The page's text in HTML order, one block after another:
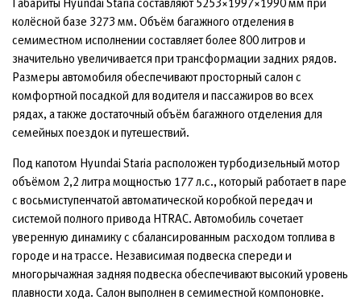
Габариты Hyundai Staria составляют 5253×1997×1990 мм при
колёсной базе 3273 мм. Объём багажного отделения в
семиместном исполнении составляет более 800 литров и
значительно увеличивается при трансформации задних рядов.
Размеры автомобиля обеспечивают просторный салон с
комфортной посадкой для водителя и пассажиров во всех
рядах, а также достаточный объём багажного отделения для
семейных поездок и путешествий.
Под капотом Hyundai Staria расположен турбодизельный мотор
объёмом 2,2 литра мощностью 177 л.с., который работает в паре
с восьмиступенчатой автоматической коробкой передач и
системой полного привода HTRAC. Автомобиль сочетает
уверенную динамику с сбалансированным расходом топлива в
городе и на трассе. Независимая подвеска спереди и
многорычажная задняя подвеска обеспечивают высокий уровень
плавности хода. Салон выполнен в семиместной компоновке.